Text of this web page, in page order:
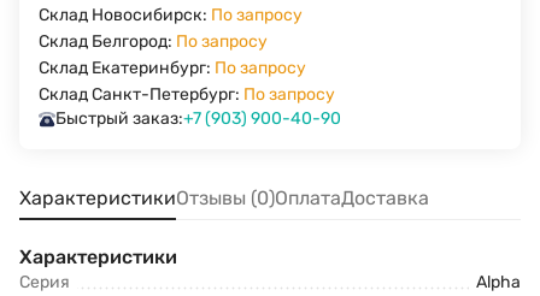
Склад Новосибирск: По запросу
Склад Белгород: По запросу
Склад Екатеринбург: По запросу
Склад Санкт-Петербург: По запросу
Быстрый заказ:+7 (903) 900-40-90
ХарактеристикиОтзывы (0)ОплатаДоставка
Характеристики
Серия
Alpha